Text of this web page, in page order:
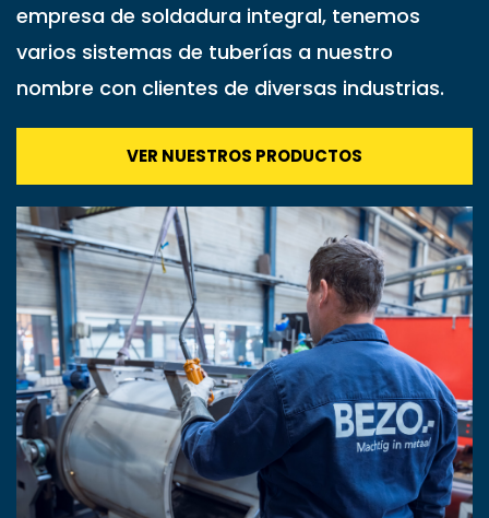
empresa de soldadura integral, tenemos
varios sistemas de tuberías a nuestro
nombre con clientes de diversas industrias.
VER NUESTROS PRODUCTOS